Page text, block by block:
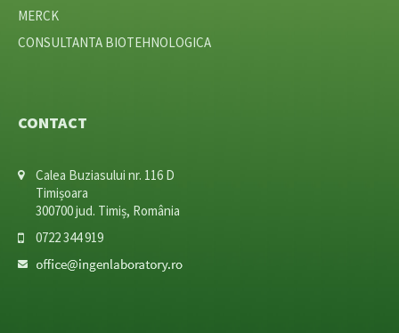
MERCK
CONSULTANTA BIOTEHNOLOGICA
CONTACT
Calea Buziasului nr. 116 D
Timișoara
300700 jud. Timiș, România
0722 344 919